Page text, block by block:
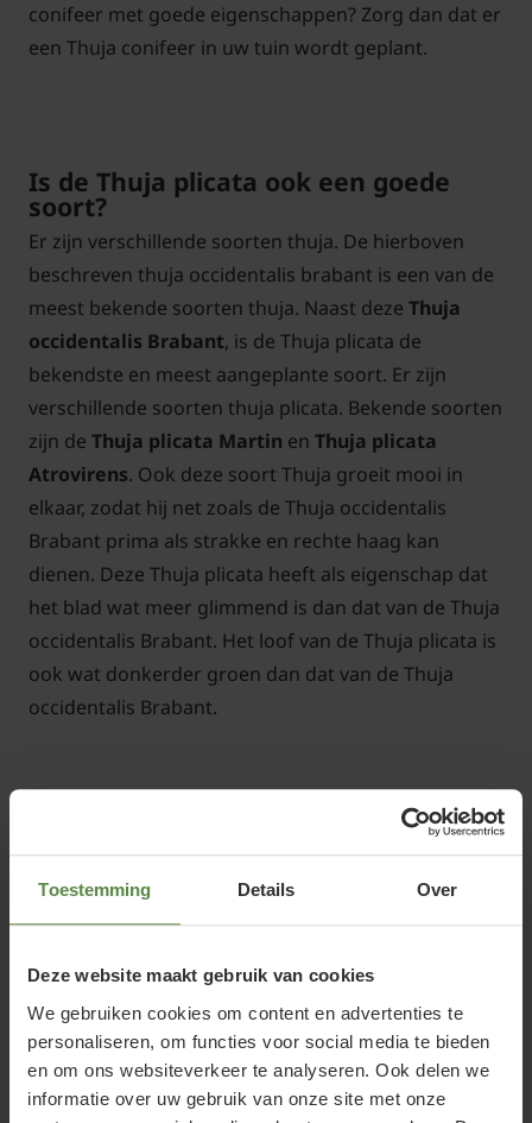
Toestemming Details Over
Deze website maakt gebruik van cookies
We gebruiken cookies om content en advertenties te
personaliseren, om functies voor social media te bieden
en om ons websiteverkeer te analyseren. Ook delen we
informatie over uw gebruik van onze site met onze
conifeer met goede eigenschappen? Zorg dan dat er
een Thuja conifeer in uw tuin wordt geplant.
Is de Thuja plicata ook een goede
soort?
Er zijn verschillende soorten thuja. De hierboven
beschreven thuja occidentalis brabant is een van de
meest bekende soorten thuja. Naast deze Thuja
occidentalis Brabant, is de Thuja plicata de
bekendste en meest aangeplante soort. Er zijn
verschillende soorten thuja plicata. Bekende soorten
zijn de Thuja plicata Martin en Thuja plicata
Atrovirens. Ook deze soort Thuja groeit mooi in
elkaar, zodat hij net zoals de Thuja occidentalis
Brabant prima als strakke en rechte haag kan
dienen. Deze Thuja plicata heeft als eigenschap dat
het blad wat meer glimmend is dan dat van de Thuja
occidentalis Brabant. Het loof van de Thuja plicata is
ook wat donkerder groen dan dat van de Thuja
occidentalis Brabant.
Kunnen de Thuja occidentalis en
Thuja plicata ook als solitaire plant
dienen?
Dat kan zeker. De Thuja planten (ook wel
groeien, uitgroeien tot mooie bomen. Deze Thuja
bomen zijn dan ook nog eens wintergroen.
Vanwege hun snelle groei, moet er wel voldoende
ruimte zijn, zodat ze zich goed kunnen ontwikkelen.